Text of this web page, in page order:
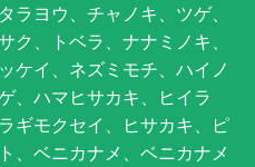
ラヨウ、チャノキ、ツゲ、
ク、トベラ、ナナミノキ、
ケイ、ネズミモチ、ハイノ
、ハマヒサカキ、ヒイラ
ギモクセイ、ヒサカキ、ピ
、ベニカナメ、ベニカナメ